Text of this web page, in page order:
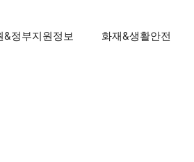
&정부지원정보 화재&생활안전